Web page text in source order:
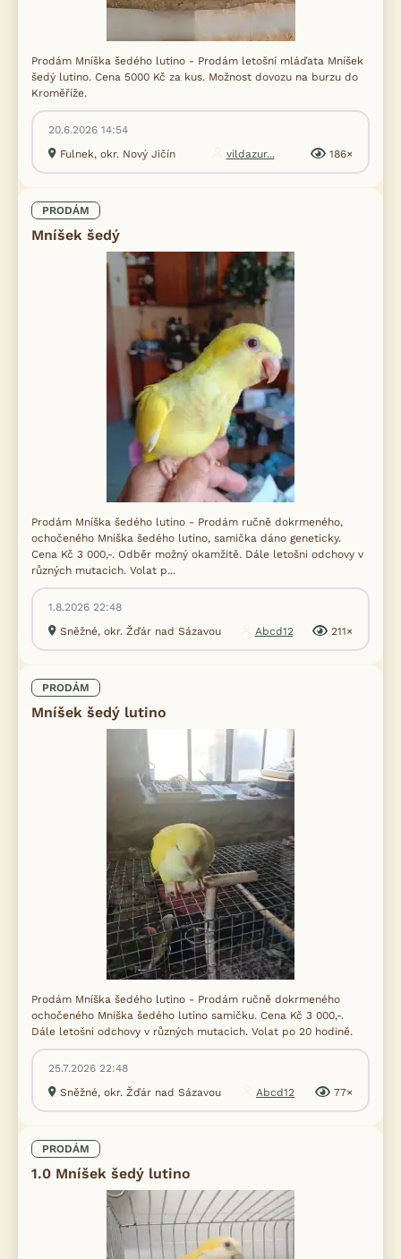
Prodám Mníška šedého lutino - Prodám letošní mláďata Mníšek
šedý lutino. Cena 5000 Kč za kus. Možnost dovozu na burzu do
Kroměříže.
20.6.2026 14:54
Fulnek, okr. Nový Jičín
vildazur... 186×
PRODÁM
Mníšek šedý
Prodám Mníška šedého lutino - Prodám ručně dokrmeného,
ochočeného Mniška šedého lutino, samička dáno geneticky.
Cena Kč 3 000,-. Odběr možný okamžitě. Dále letošni odchovy v
různých mutacich. Volat p...
1.8.2026 22:48
Sněžné, okr. Žďár nad Sázavou
Abcd12 211×
PRODÁM
Mníšek šedý lutino
Prodám Mníška šedého lutino - Prodám ručně dokrmeného
ochočeného Mniška šedého lutino samičku. Cena Kč 3 000,-.
Dále letošni odchovy v různých mutacich. Volat po 20 hodině.
25.7.2026 22:48
Sněžné, okr. Žďár nad Sázavou
Abcd12 77×
PRODÁM
1.0 Mníšek šedý lutino